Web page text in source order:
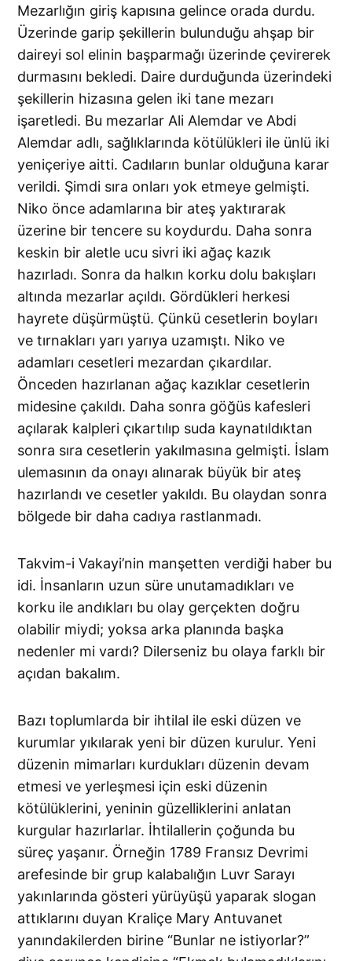
Mezarlığın giriş kapısına gelince orada dur­du.
Üzerinde garip şekillerin bulunduğu ahşap bir
daireyi sol elinin başparmağı üzerinde çevirerek
durmasını bekledi. Daire durduğunda üzerindeki
şekillerin hizasına gelen iki tane mezarı
işaretledi. Bu me­zarlar Ali Alemdar ve Abdi
Alemdar adlı, sağlıklarında kötülükleri ile ünlü iki
yeniçeriye aitti. Cadıların bunlar olduğuna karar
verildi. Şimdi sıra onları yok etmeye gelmişti.
Niko önce adamlarına bir ateş yaktırarak
üzerine bir tencere su koydurdu. Daha sonra
keskin bir aletle ucu sivri iki ağaç kazık
hazırladı. Sonra da halkın korku dolu bakışları
altında mezarlar açıldı. Gördükleri herkesi
hayrete düşür­müştü. Çünkü cesetlerin boyları
ve tırnakları yarı yarıya uzamıştı. Niko ve
adamları cesetleri mezardan çıkardılar.
Önceden hazırlanan ağaç kazıklar cesetlerin
midesine çakıldı. Daha sonra göğüs kafesleri
açılarak kalpleri çıkartılıp suda kaynatıldıktan
sonra sıra cesetlerin yakılmasına gelmişti. İslam
ulemasının da onayı alınarak büyük bir ateş
hazırlandı ve cesetler yakıldı. Bu olaydan sonra
bölgede bir daha cadıya rastlanmadı.
Takvim-i Vakayi’nin manşetten verdiği haber bu
idi. İnsanların uzun süre unutamadıkları ve
korku ile andıkları bu olay gerçekten doğru
olabilir miydi; yoksa arka planında başka
nedenler mi vardı? Dilerseniz bu olaya farklı bir
açıdan bakalım.
Bazı toplumlarda bir ihtilal ile eski düzen ve
kurumlar yıkılarak yeni bir düzen kurulur. Yeni
düzenin mimarları kurdukları düzenin devam
etmesi ve yerleşmesi için eski düzenin
kötülüklerini, yeninin güzelliklerini anlatan
kurgular hazırlarlar. İhtilallerin çoğunda bu
süreç yaşanır. Örneğin 1789 Fransız Devrimi
arefesinde bir grup kala­balığın Luvr Sarayı
yakınlarında gösteri yürüyüşü yaparak slogan
attıklarını duyan Kraliçe Mary Antuvanet
yanındakilerden birine “Bunlar ne istiyorlar?”